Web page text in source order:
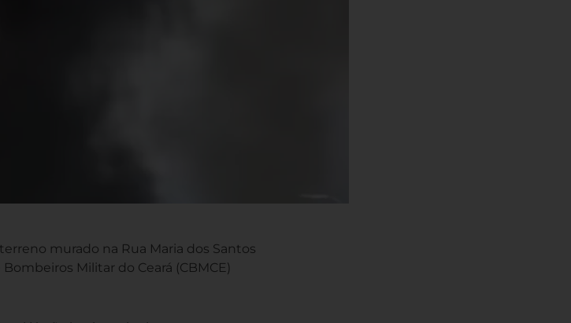
murado na Rua Maria dos Santos
Militar do Ceará (CBMCE)